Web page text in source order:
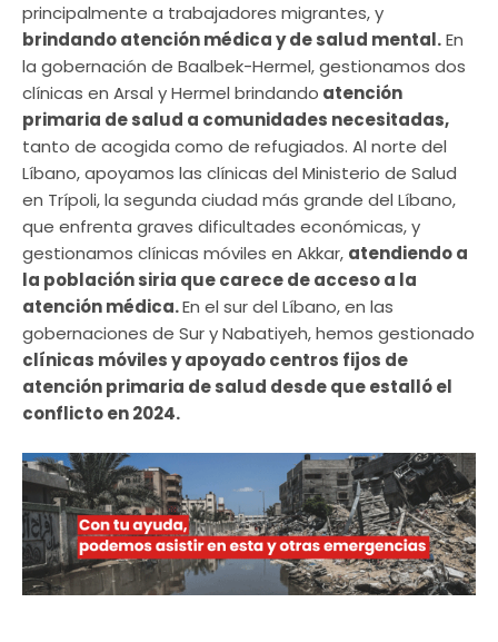
principalmente a trabajadores migrantes, y
brindando atención médica y de salud mental.En
la gobernación de Baalbek-Hermel, gestionamos dos
clínicas en Arsal y Hermel brindando atención
primaria de salud a comunidades necesitadas,
tanto de acogida como de refugiados. Al norte del
Líbano, apoyamos las clínicas del Ministerio de Salud
en Trípoli, la segunda ciudad más grande del Líbano,
que enfrenta graves dificultades económicas, y
gestionamos clínicas móviles en Akkar, atendiendo a
la población siria que carece de acceso a la
atención médica.En el sur del Líbano, en las
gobernaciones de Sur y Nabatiyeh, hemos gestionado
clínicas móviles y apoyado centros fijos de
atención primaria de salud desde que estalló el
conflicto en 2024.